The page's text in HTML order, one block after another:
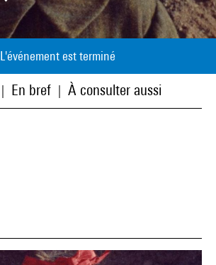
L'événement est terminé
En bref À consulter aussi